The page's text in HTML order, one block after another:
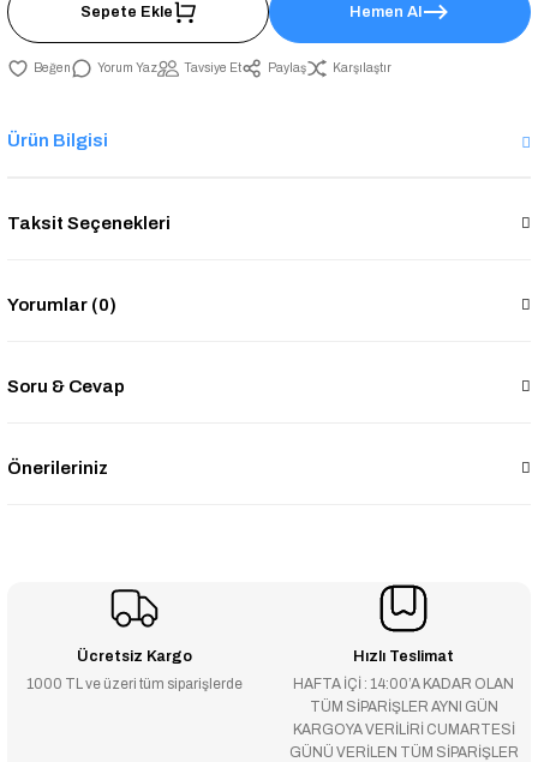
Sepete Ekle Hemen Al
Yorum Yaz Tavsiye Et Paylaş Karşılaştır
Ürün Bilgisi
Taksit Seçenekleri
Yorumlar (0)
Soru & Cevap
Önerileriniz
Ücretsiz Kargo
1000 TL ve üzeri tüm siparişlerde
Hızlı Teslimat
HAFTA İÇİ : 14:00’A KADAR OLAN
TÜM SİPARİŞLER AYNI GÜN
KARGOYA VERİLİRİ CUMARTESİ
GÜNÜ VERİLEN TÜM SİPARİŞLER